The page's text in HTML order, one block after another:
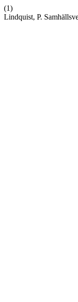
(1)
Lindquist, P.